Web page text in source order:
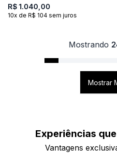
R$ 1.040,00
10x de R$ 104 sem juros
Mostrando
Mostrar
Experiências que
Vantagens